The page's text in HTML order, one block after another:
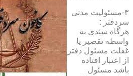
۳-مسئولیت مدنی
سردفتر :
هرگاه سندی به
واسطه تقصیر یا
غفلت مسئول دفتر
از اعتبار افتاده
باشد مسئول